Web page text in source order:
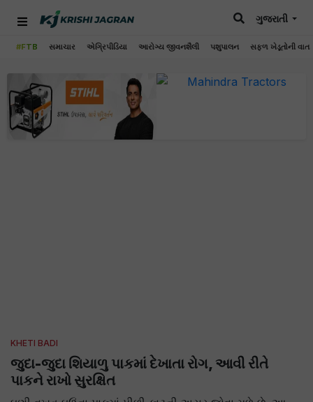
#FTB સમાચાર એગ્રિપીડિયા આરોગ્ય જીવનશૈલી પશુપાલન સફળ ખેડૂતોની વાત
ગુજરાતી
KHETI BADI
જુદા-જુદા શિયાળુ પાકમાં દેખાતા રોગ, આવી રીતે
પાકને રાખો સુરક્ષિત